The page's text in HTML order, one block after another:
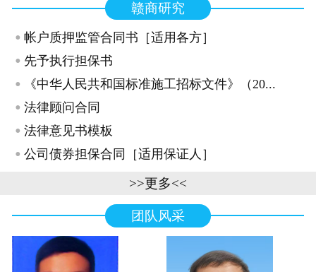
赣商研究
· 帐户质押监管合同书［适用各方］
· 先予执行担保书
· 《中华人民共和国标准施工招标文件》（20...
· 法律顾问合同
· 法律意见书模板
· 公司债券担保合同［适用保证人］
>>更多<<
团队风采